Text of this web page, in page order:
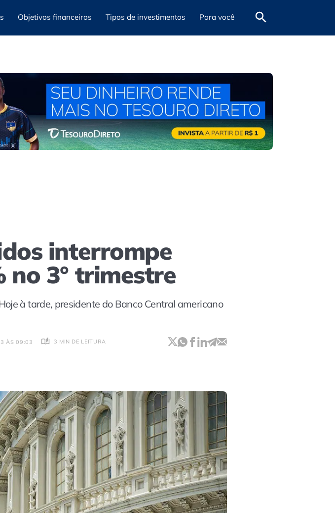
Objetivos financeiros Tipos de investimentos Para você
interrompe
no 3° trimestre
à tarde, presidente do Banco Central americano
ÀS 09:03 3 MIN DE LEITURA